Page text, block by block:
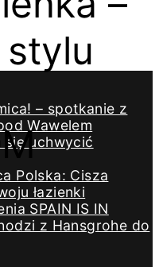
– spotkanie z
Wawelem
się uchwycić
Polska: Cisza
łazienki
SPAIN IS IN
z Hansgrohe do